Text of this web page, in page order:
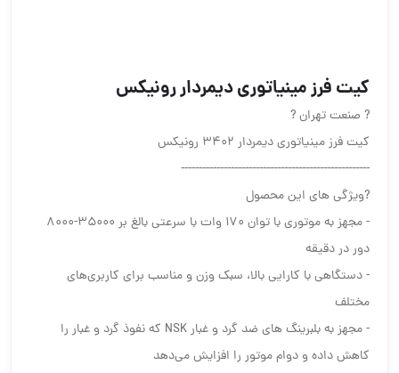
کیت فرز مینیاتوری دیمردار رونیکس
?️ صنعت تهران ?️
کیت فرز مینیاتوری دیمردار 3402 رونیکس
-----------------------------------------------------
?ویژگی های این محصول
- مجهز به موتوری با توان 170 وات با سرعتی بالغ بر 35000-8000
دور در دقیقه
- دستگاهی با کارایی بالا، سبک وزن و مناسب برای کاربری‌های
مختلف
- مجهز به بلبرینگ‌ های ضد گرد و غبار NSK که نفوذ گرد و غبار را
کاهش داده و دوام موتور را افزایش می‌دهد